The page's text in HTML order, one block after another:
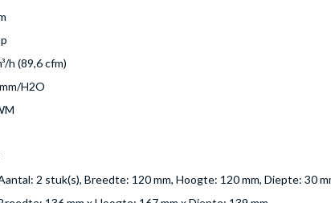
h (89,6 cfm)
H2O
2 stuk(s), Breedte: 120 mm, Hoogte: 120 mm, Diepte: 30